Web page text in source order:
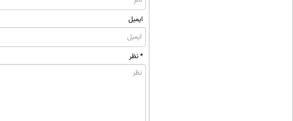
ایمیل
* نظر